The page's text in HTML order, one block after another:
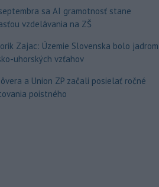
sa AI gramotnosť stane
vzdelávania na ZŠ
Zajac: Územie Slovenska bolo jadrom
uhorských vzťahov
a Union ZP začali posielať ročné
poistného